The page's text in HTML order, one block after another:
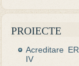
PROIECTE
Acreditare
IV